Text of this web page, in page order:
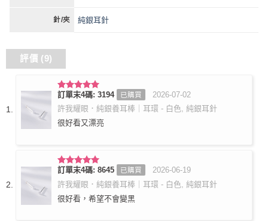
針/夾 純銀耳針
評價 (9)
評分5滿
分 5
訂單末4碼: 3194 已購買
2026-07-02
許我耀眼．純銀養耳棒｜耳環 - 白色, 純銀耳針
很好看又漂亮
評分5滿
分 5
訂單末4碼: 8645 已購買
2026-06-19
許我耀眼．純銀養耳棒｜耳環 - 白色, 純銀耳針
很好看，希望不會變黑